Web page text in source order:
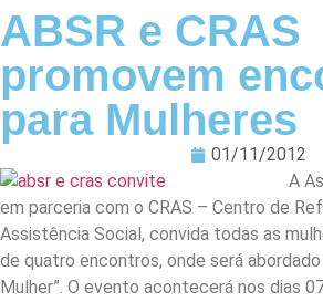
ABSR e CRAS
promovem
para Mulheres
01/11/2012
A
em parceria com o CRAS – Centro de
Assistência Social, convida todas as
de quatro encontros, onde será
Mulher”. O evento acontecerá nos dias